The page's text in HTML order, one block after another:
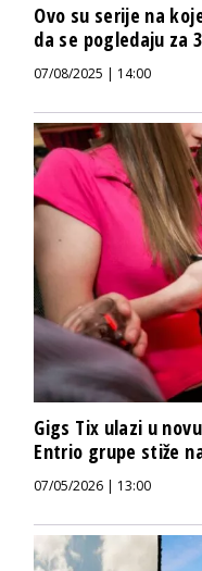
Ovo su serije na
da se pogledaju za
07/08/2025 | 14:00
Gigs Tix ulazi u
Entrio grupe stiže
07/05/2026 | 13:00